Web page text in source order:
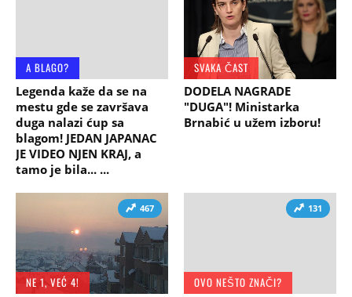
A BLAGO?
Legenda kaže da se na
mestu gde se završava
duga nalazi ćup sa
blagom! JEDAN JAPANAC
JE VIDEO NJEN KRAJ, a
tamo je bila... ...
SVAKA ČAST
DODELA NAGRADE
"DUGA"! Ministarka
Brnabić u užem izboru!
467
NE 1, VEĆ 4!
131
OVO NEŠTO ZNAČI?